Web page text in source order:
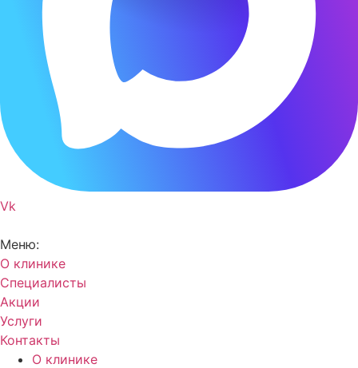
Vk
Меню:
О клинике
Специалисты
Акции
Услуги
Контакты
О клинике